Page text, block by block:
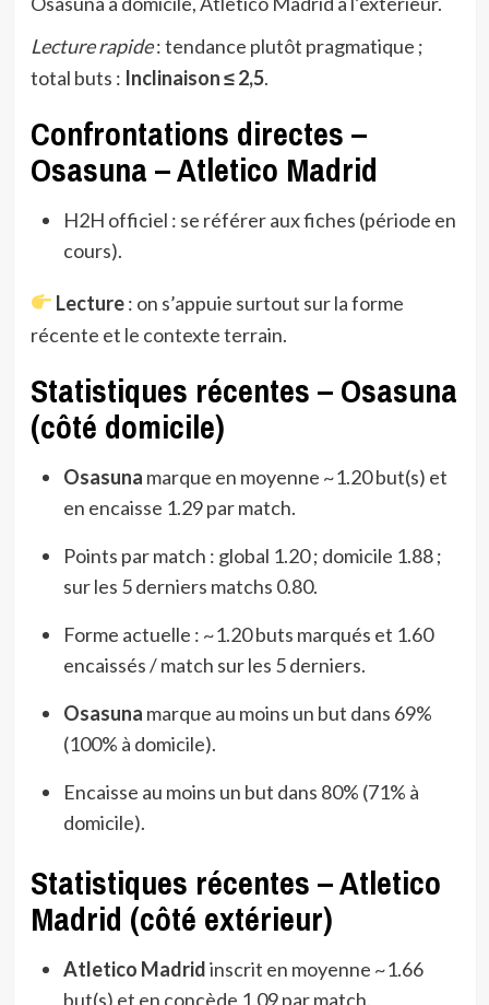
Lecture rapide: tendance plutôt pragmatique ;
total buts : Inclinaison ≤ 2,5.
Confrontations directes –
Osasuna – Atletico Madrid
H2H officiel : se référer aux fiches (période en
cours).
Lecture: on s’appuie surtout sur la forme
récente et le contexte terrain.
Statistiques récentes – Osasuna
(côté domicile)
Osasuna marque en moyenne ~1.20 but(s) et
en encaisse 1.29 par match.
Points par match : global 1.20 ; domicile 1.88 ;
sur les 5 derniers matchs 0.80.
Forme actuelle : ~1.20 buts marqués et 1.60
encaissés / match sur les 5 derniers.
Osasuna marque au moins un but dans 69%
(100% à domicile).
Encaisse au moins un but dans 80% (71% à
domicile).
Statistiques récentes – Atletico
Madrid (côté extérieur)
Atletico Madridinscrit en moyenne ~1.66
but(s) et en concède 1.09 par match.